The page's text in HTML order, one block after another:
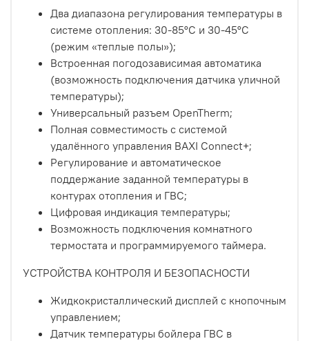
Два диапазона регулирования температуры в
системе отопления: 30-85°С и 30-45°С
(режим «теплые полы»);
Встроенная погодозависимая автоматика
(возможность подключения датчика уличной
температуры);
Универсальный разъем OpenTherm;
Полная совместимость с системой
удалённого управления BAXI Connect+;
Регулирование и автоматическое
поддержание заданной температуры в
контурах отопления и ГВС;
Цифровая индикация температуры;
Возможность подключения комнатного
термостата и программируемого таймера.
УСТРОЙСТВА КОНТРОЛЯ И БЕЗОПАСНОСТИ
Жидкокристаллический дисплей с кнопочным
управлением;
Датчик температуры бойлера ГВС в